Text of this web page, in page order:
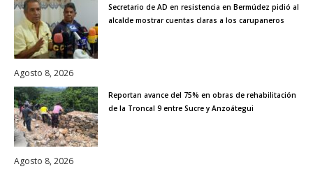
Secretario de AD en resistencia en Bermúdez pidió al
alcalde mostrar cuentas claras a los carupaneros
Agosto 8, 2026
Reportan avance del 75% en obras de rehabilitación
de la Troncal 9 entre Sucre y Anzoátegui
Agosto 8, 2026